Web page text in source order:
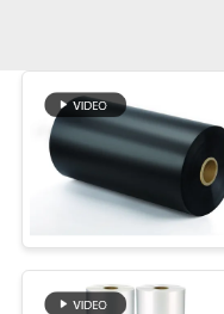
সাইট
ম্যাপ
PRIVACY
POLICY